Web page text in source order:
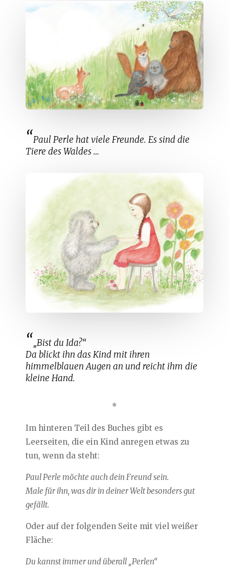
Paul Perle hat viele Freunde. Es sind die
Tiere des Waldes …
„Bist du Ida?“
Da blickt ihn das Kind mit ihren
himmelblauen Augen an und reicht ihm die
kleine Hand.
*
Im hinteren Teil des Buches gibt es
Leerseiten, die ein Kind anregen etwas zu
tun, wenn da steht:
Paul Perle möchte auch dein Freund sein.
Male für ihn, was dir in deiner Welt besonders gut
gefällt.
Oder auf der folgenden Seite mit viel weißer
Fläche:
Du kannst immer und überall „Perlen“